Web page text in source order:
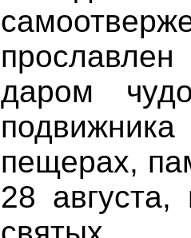
даром
пещерах,
28